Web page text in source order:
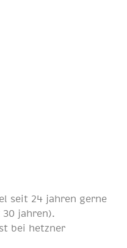
seit 24 jahren gerne
30 jahren).
bei hetzner